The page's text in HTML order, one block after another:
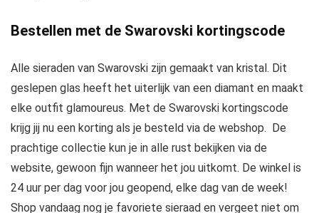
Bestellen met de Swarovski kortingscode
Alle sieraden van Swarovski zijn gemaakt van kristal. Dit
geslepen glas heeft het uiterlijk van een diamant en maakt
elke outfit glamoureus. Met de Swarovski kortingscode
krijg jij nu een korting als je besteld via de webshop. De
prachtige collectie kun je in alle rust bekijken via de
website, gewoon fijn wanneer het jou uitkomt. De winkel is
24 uur per dag voor jou geopend, elke dag van de week!
Shop vandaag nog je favoriete sieraad en vergeet niet om